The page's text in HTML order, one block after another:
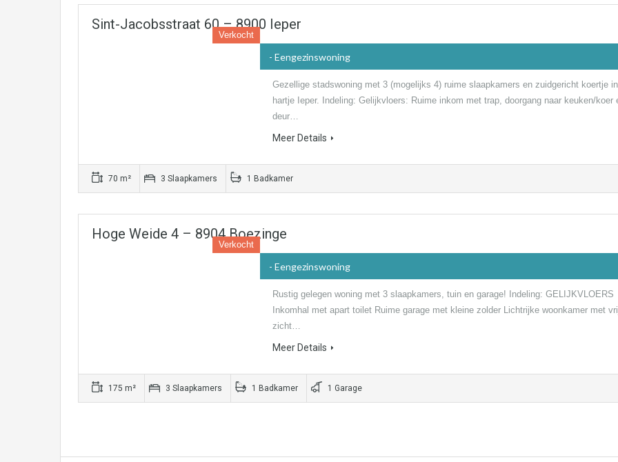
Sint-Jacobsstraat 60 – 8900 Ieper
Verkocht
- Eengezinswoning
Gezellige stadswoning met 3 (mogelijks 4) ruime slaapkamers en zuidgericht koertje in
hartje Ieper. Indeling: Gelijkvloers: Ruime inkom met trap, doorgang naar keuken/koer
deur…
Meer Details
70 m² 3 Slaapkamers 1 Badkamer
Hoge Weide 4 – 8904 Boezinge
Verkocht
- Eengezinswoning
Rustig gelegen woning met 3 slaapkamers, tuin en garage! Indeling: GELIJKVLOERS
Inkomhal met apart toilet Ruime garage met kleine zolder Lichtrijke woonkamer met
zicht…
Meer Details
175 m² 3 Slaapkamers 1 Badkamer 1 Garage